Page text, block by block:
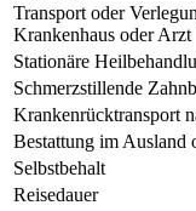
Transport oder
Krankenhaus oder Arzt
Stationäre
Schmerzstillende
Krankenrücktransport
Bestattung im Ausland
Selbstbehalt
Reisedauer